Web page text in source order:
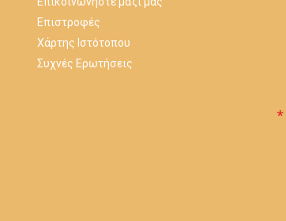
Επιστροφές
Χάρτης Ιστότοπου
Συχνές Ερωτήσεις